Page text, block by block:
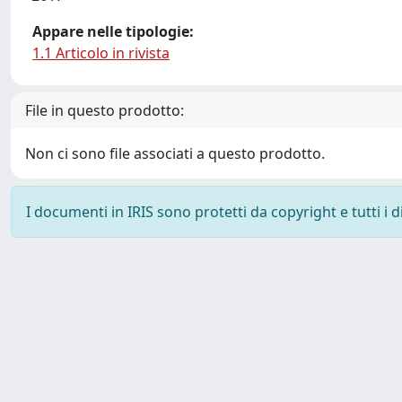
Appare nelle tipologie:
1.1 Articolo in rivista
File in questo prodotto:
Non ci sono file associati a questo prodotto.
I documenti in IRIS sono protetti da copyright e tutti i